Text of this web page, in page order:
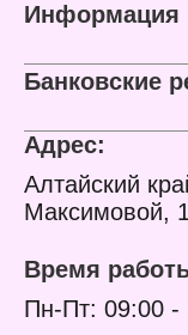
Информация
Банковские
Адрес:
Алтайский
Максимовой,
Время
Пн-Пт: 09:00